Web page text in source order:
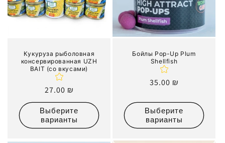
:
Кукуруза рыболовная
консервированная UZH
BAIT (со вкусами)
Обычная
цена
27.00 ₪
Выберите
варианты
Бойлы Pop-Up Plum
Shellfish
Обычная
35.00 ₪
Выберите
варианты